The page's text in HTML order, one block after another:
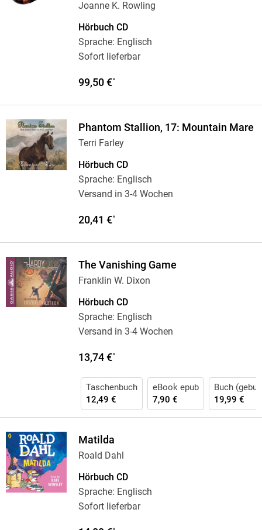
Joanne K. Rowling
Hörbuch CD
Sprache: Englisch
Sofort lieferbar
99,50 €*
Phantom Stallion, 17: Mountain Mare
Terri Farley
Hörbuch CD
Sprache: Englisch
Versand in 3-4 Wochen
20,41 €*
The Vanishing Game
Franklin W. Dixon
Hörbuch CD
Sprache: Englisch
Versand in 3-4 Wochen
13,74 €*
Taschenbuch
12,49 €
eBook epub
7,90 €
Buch
19,99 €
Matilda
Roald Dahl
Hörbuch CD
Sprache: Englisch
Sofort lieferbar